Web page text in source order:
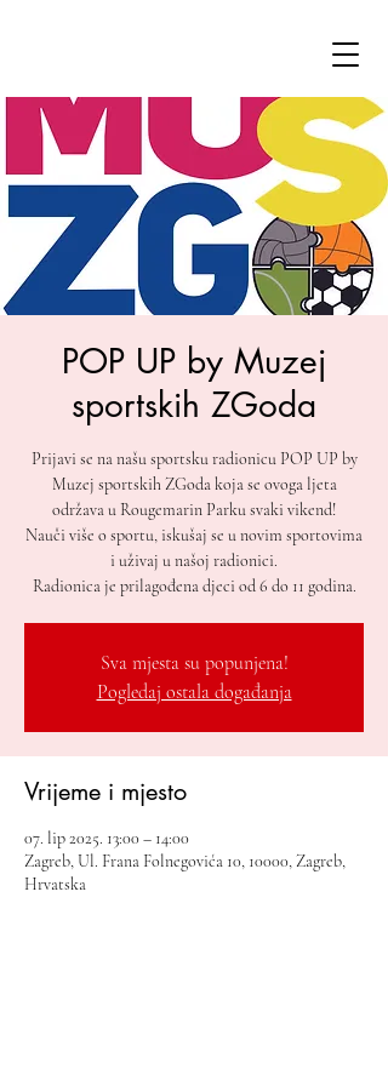
POP UP by Muzej
sportskih ZGoda
Prijavi se na našu sportsku radionicu POP UP by
Muzej sportskih ZGoda koja se ovoga ljeta
održava u Rougemarin Parku svaki vikend!
Nauči više o sportu, iskušaj se u novim sportovima
i uživaj u našoj radionici.
Radionica je prilagođena djeci od 6 do 11 godina.
Sva mjesta su popunjena!
Pogledaj ostala događanja
Vrijeme i mjesto
07. lip 2025. 13:00 – 14:00
Zagreb, Ul. Frana Folnegovića 10, 10000, Zagreb,
Hrvatska